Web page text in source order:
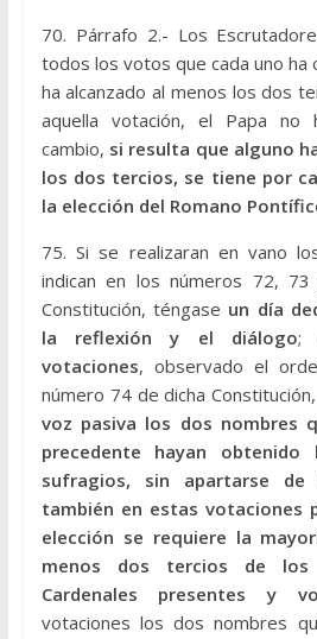
70. Párrafo 2.- Los
todos los votos que cada uno ha
ha alcanzado al menos los dos
aquella votación, el Papa no
cambio, si resulta que alguno
los dos tercios, se tiene por
la elección del Romano
75. Si se realizaran en vano
indican en los números 72,
Constitución, téngase un día
la reflexión y el diálogo;
votaciones, observado el
número 74 de dicha Constitución,
voz pasiva los dos nombres
precedente hayan
sufragios, sin apartarse
también en estas votaciones
elección se requiere la
menos dos tercios de
Cardenales presentes y
votaciones los dos nombres